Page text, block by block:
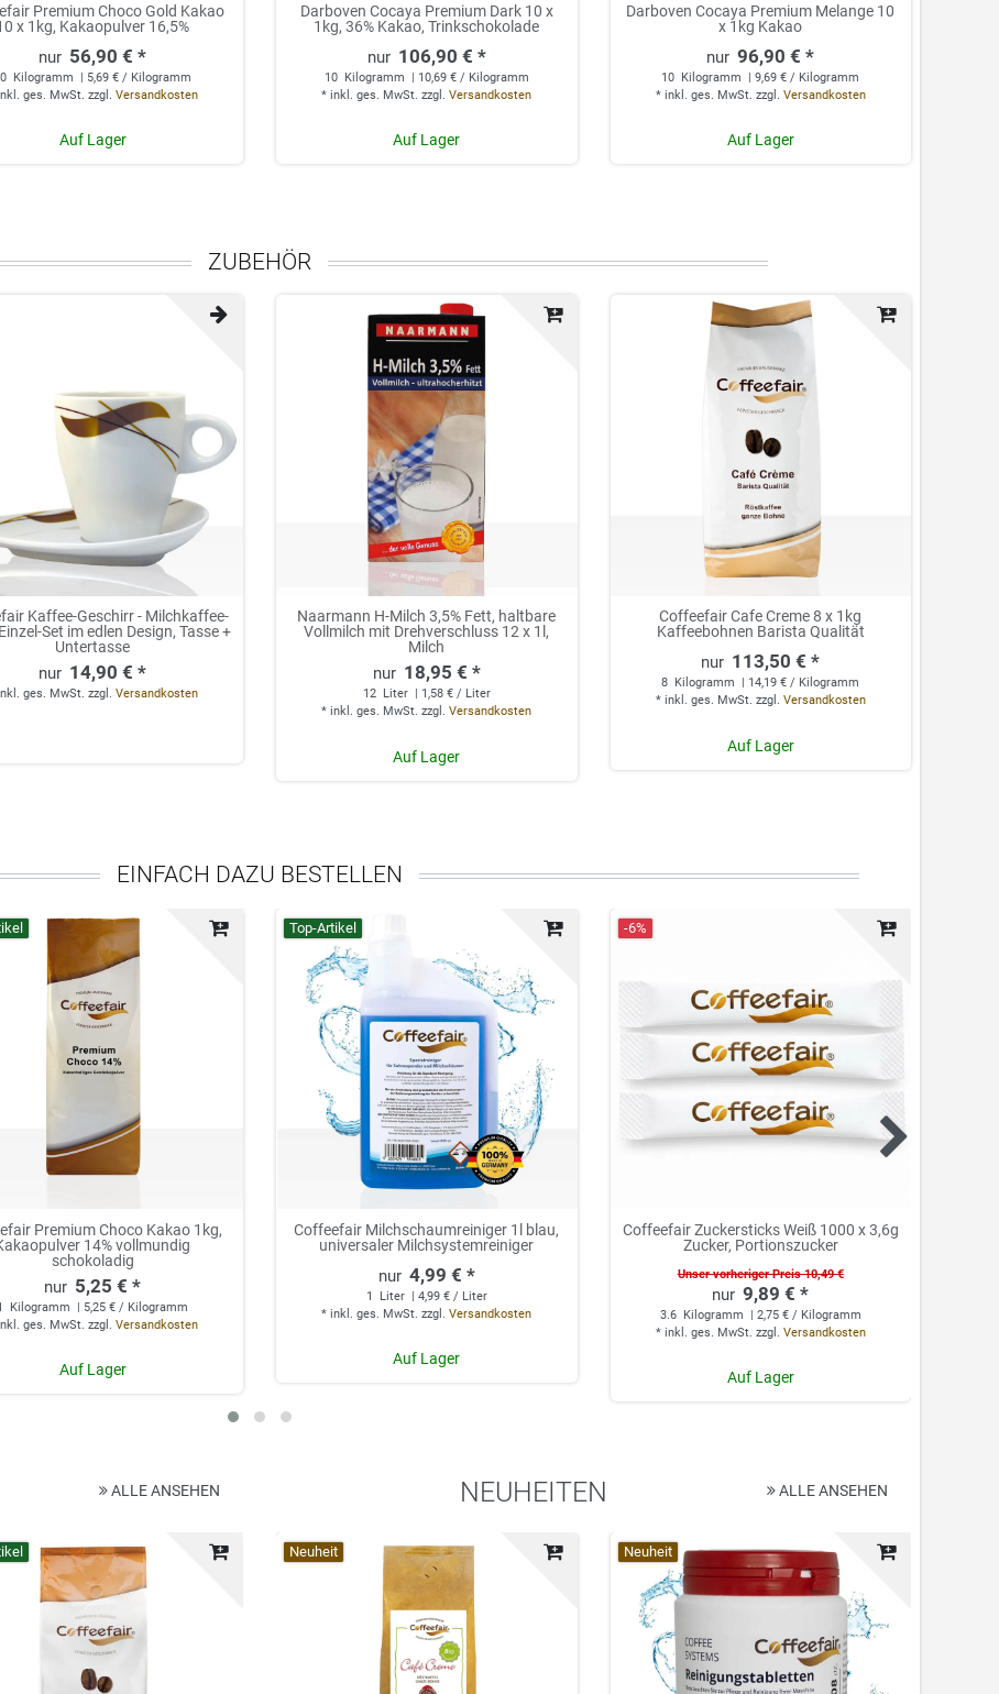
Premium Choco Gold Kakao
x 1kg, Kakaopulver 16,5%
56,90 € *
Kilogramm
| 5,69 € / Kilogramm
ges. MwSt. zzgl. Versandkosten
Auf Lager
Darboven Cocaya Premium Dark 10 x
1kg, 36% Kakao, Trinkschokolade
106,90 € *
10 Kilogramm
| 10,69 € / Kilogramm
*inkl. ges. MwSt. zzgl.Versandkosten
Auf Lager
Darboven Cocaya Premium Melange 10
x 1kg Kakao
96,90 € *
10 Kilogramm
| 9,69 € / Kilogramm
* inkl. ges. MwSt. zzgl. Versandkosten
Auf Lager
ZUBEHÖR
Kaffee-Geschirr - Milchkaffee-
Set im edlen Design, Tasse +
Untertasse
14,90 € *
ges. MwSt. zzgl. Versandkosten
Naarmann H-Milch 3,5% Fett, haltbare
Vollmilch mit Drehverschluss 12 x 1l,
Milch
18,95 € *
12 Liter
| 1,58 € / Liter
*inkl. ges. MwSt. zzgl.Versandkosten
Auf Lager
Coffeefair Cafe Creme 8 x 1kg
Kaffeebohnen Barista Qualität
113,50 € *
8 Kilogramm
| 14,19 € / Kilogramm
* inkl. ges. MwSt. zzgl. Versandkosten
Auf Lager
EINFACH DAZU BESTELLEN
Premium Choco Kakao 1kg,
14% vollmundig
schokoladig
5,25 € *
Kilogramm
| 5,25 € / Kilogramm
ges. MwSt. zzgl. Versandkosten
Auf Lager
Top-Artikel
Coffeefair Milchschaumreiniger 1l blau,
universaler Milchsystemreiniger
4,99 € *
1 Liter | 4,99 € / Liter
*inkl. ges. MwSt. zzgl.Versandkosten
Auf Lager
-6%
Coffeefair Zuckersticks Weiß 1000 x 3,6g
Zucker, Portionszucker
Unser vorheriger Preis 10,49 €
9,89 € *
3.6 Kilogramm
| 2,75 € / Kilogramm
* inkl. ges. MwSt. zzgl. Versandkosten
Auf Lager
ALLE ANSEHEN
Top-Artikel Top-Artikel
NEUHEITEN ALLE ANSEHEN
Neuheit Neuheit